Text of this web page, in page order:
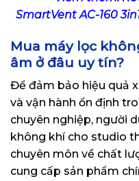
SmartVent AC-160
Mua máy lọc
âm ở đâu uy tín?
Để đảm bảo hiệu quả
và vận hành ổn định
chuyên nghiệp, người
không khí cho studio
chuyên môn về chất
cung cấp sản phẩm